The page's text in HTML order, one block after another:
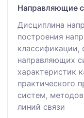
Направляющие
Дисциплина
построения
классификации,
направляющих
характеристик
практического
систем,
линий связи